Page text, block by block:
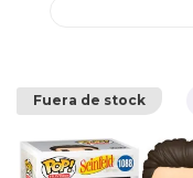
Fuera de stock